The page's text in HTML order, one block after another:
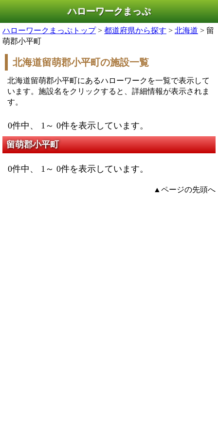
ハローワークまっぷ
ハローワークまっぷトップ> 都道府県から探す > 北海道 > 留
萌郡小平町
北海道留萌郡小平町の施設一覧
北海道留萌郡小平町にあるハローワークを一覧で表示して
います。施設名をクリックすると、詳細情報が表示されま
す。
0件中、 1～ 0件を表示しています。
留萌郡小平町
0件中、 1～ 0件を表示しています。
▲ページの先頭へ